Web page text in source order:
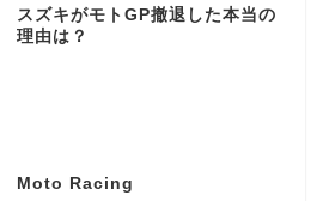
スズキがモトGP撤退した本当の
理由は？
Moto Racing